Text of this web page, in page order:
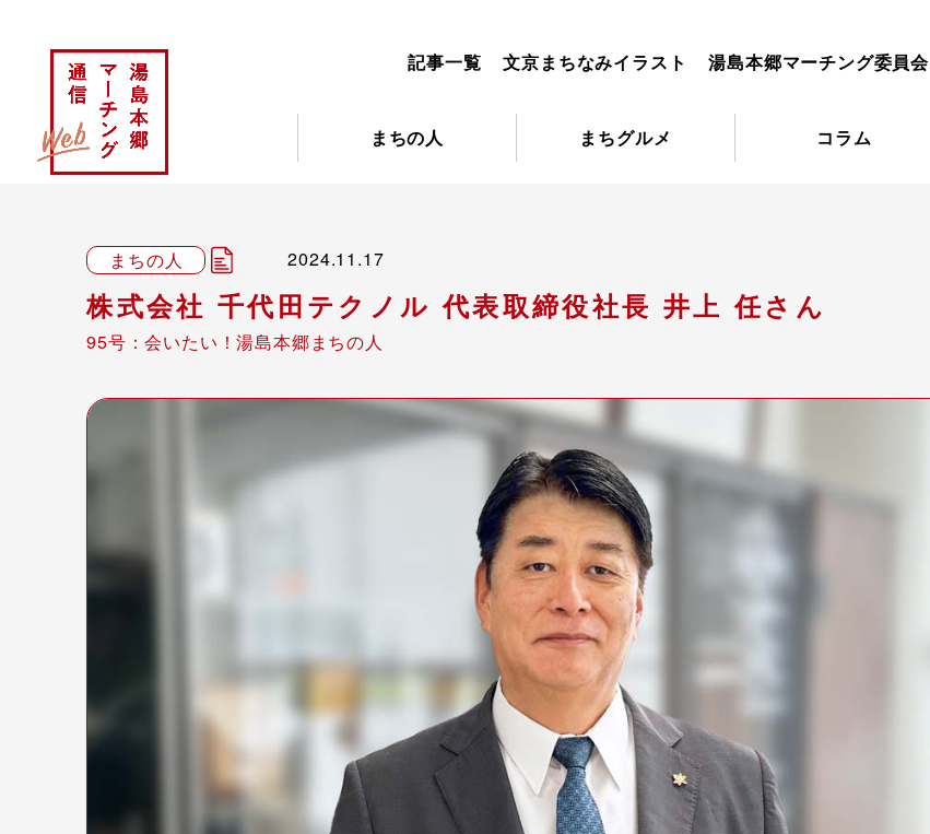
記事一覧 文京まちなみイラスト 湯島本郷マーチング委員会
まちの人 まちグルメ コラム
まちの人 2024.11.17
株式会社 千代田テクノル 代表取締役社長 井上 任さん
95号：会いたい！湯島本郷まちの人